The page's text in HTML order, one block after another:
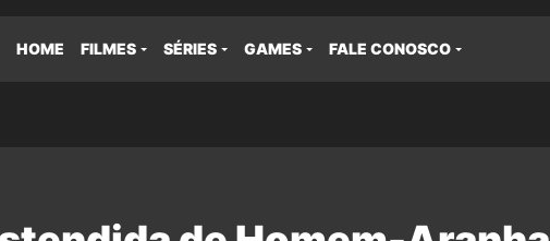
HOME FILMES SÉRIES GAMES FALE CONOSCO